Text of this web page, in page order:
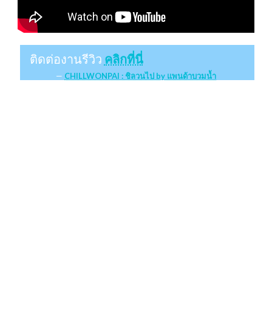
ติดต่องานรีวิว คลิกที่นี่
CHILLWONPAI : ชิลวนไป by แพนด้าบวมน้ำ